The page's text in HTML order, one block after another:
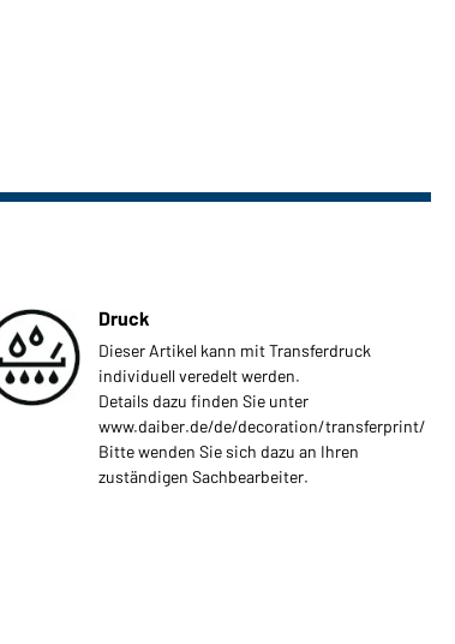
Druck
Dieser Artikel kann mit Transferdruck
individuell veredelt werden.
Details dazu finden Sie unter
www.daiber.de/de/decoration/transferprint/
Bitte wenden Sie sich dazu an Ihren
zuständigen Sachbearbeiter.